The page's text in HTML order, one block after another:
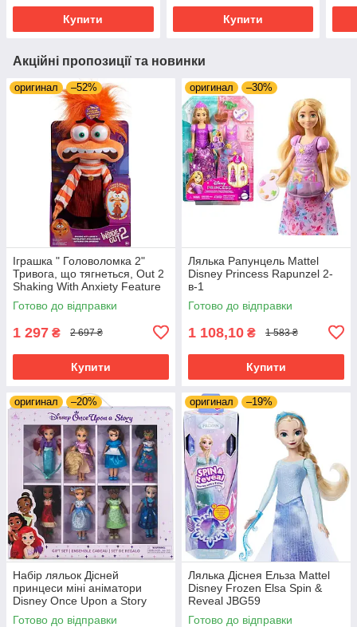
Купити Купити
Акційні пропозиції та новинки
оригинал –52%
Іграшка " Головоломка 2"
Тривога, що тягнеться, Out 2
Shaking With Anxiety Feature
Plush
Готово до відправки
1 297 ₴ 2 697 ₴
Купити
оригинал –30%
Лялька Рапунцель Mattel
Disney Princess Rapunzel 2-
в-1
Готово до відправки
1 108,10 ₴ 1 583 ₴
Купити
оригинал –20%
Набір ляльок Дісней
принцеси міні аніматори
Disney Once Upon a Story
Mini Doll Gift Set
Готово до відправки
оригинал –19%
Лялька Діснея Ельза Mattel
Disney Frozen Elsa Spin &
Reveal JBG59
Готово до відправки